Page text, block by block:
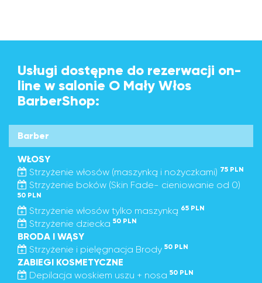
Usługi dostępne do rezerwacji on-
line w salonie O Mały Włos
BarberShop:
Barber
WŁOSY
Strzyżenie włosów (maszynką i nożyczkami) 75 PLN
Strzyżenie boków (Skin Fade- cieniowanie od 0)
50 PLN
Strzyżenie włosów tylko maszynką 65 PLN
Strzyżenie dziecka 50 PLN
BRODA I WĄSY
Strzyżenie i pielęgnacja Brody 50 PLN
ZABIEGI KOSMETYCZNE
Depilacja woskiem uszu + nosa 50 PLN